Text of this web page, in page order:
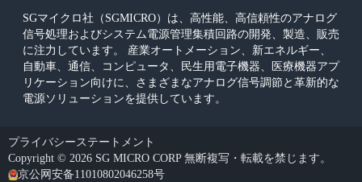
SGマイクロ社（SGMICRO）は、高性能、高信頼性のアナログ
信号処理およびシステム電源管理集積回路の開発、製造、販売
に注力しています。 産業オートメーション、新エネルギー、
自動車、通信、コンピュータ、民生用電子機器、医療機器アプ
リケーション向けに、さまざまなアナログ信号調節と革新的な
電源ソリューションを提供しています。
プライバシーステートメント
Copyright © 2026 SG MICRO CORP 無断複写・転載を禁じます。
京公网安备11010802046258号